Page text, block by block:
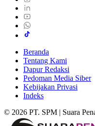
Beranda
Tentang Kami
Dapur Redaksi
Pedoman Media Siber
Kebijakan Privasi
Indeks
© 2026 PT. SPM | Suara